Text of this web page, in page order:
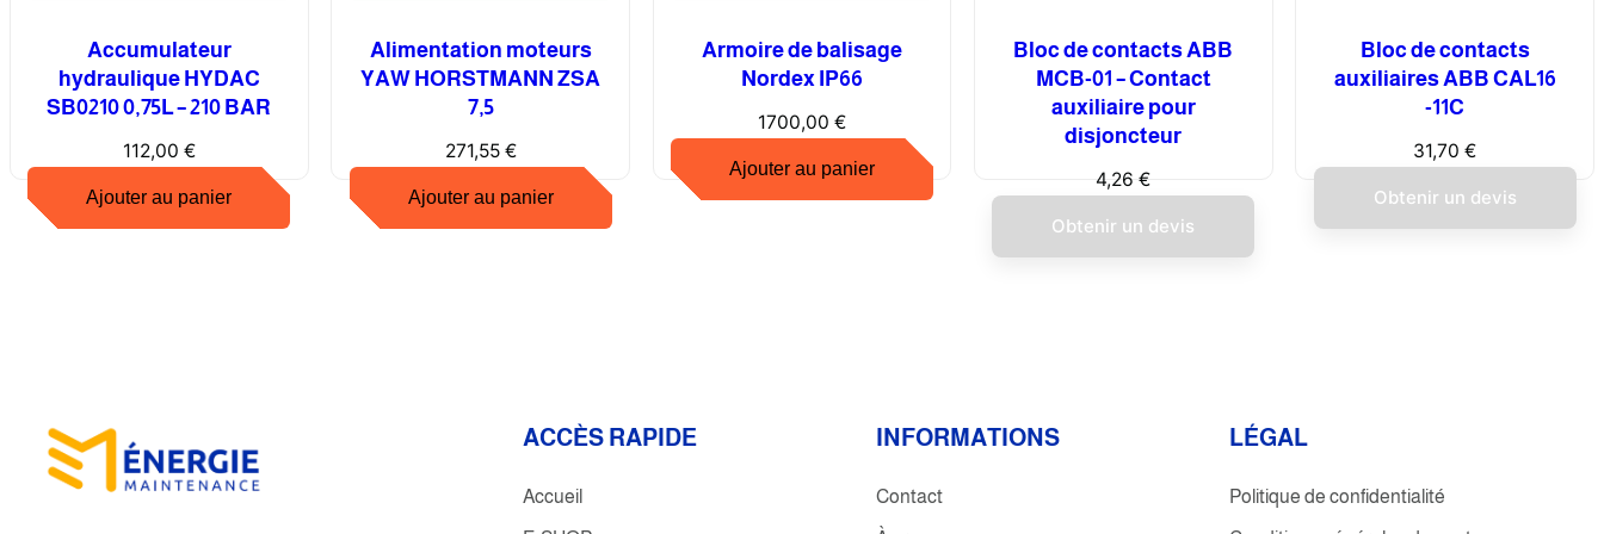
i
s
é
B
Accumulateur
hydraulique HYDAC
SB0210 0,75L – 210 BAR
112,00 €
Ajouter au panier
Alimentation moteurs
YAW HORSTMANN ZSA
7,5
271,55 €
Ajouter au panier
Armoire de balisage
Nordex IP66
1700,00 €
Ajouter au panier
Bloc de contacts ABB
MCB-01 – Contact
auxiliaire pour
disjoncteur
4,26€
Obtenir un devis
Bloc de contacts
auxiliaires ABB CAL16
-11C
31,70€
Obtenir un devis
ACCÈS RAPIDE
Accueil
INFORMATIONS
Contact
LÉGAL
Politique de confidentialité